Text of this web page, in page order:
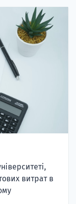
витрат в